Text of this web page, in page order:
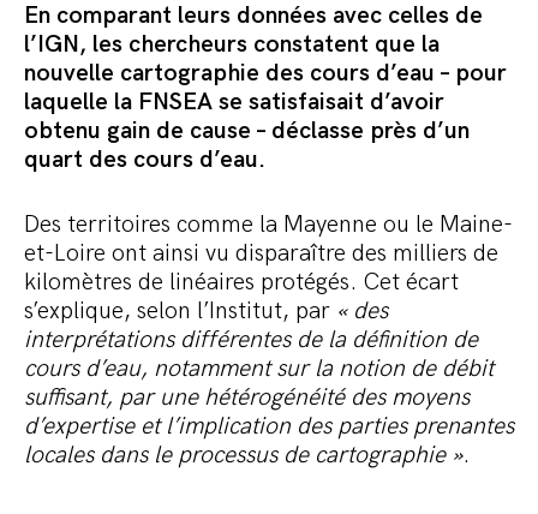
En comparant leurs données avec celles de
l’IGN, les chercheurs constatent que la
nouvelle cartographie des cours d’eau – pour
laquelle la FNSEA se satisfaisait d’avoir
obtenu gain de cause – déclasse près d’un
quart des cours d’eau.
Des territoires comme la Mayenne ou le Maine-
et-Loire ont ainsi vu disparaître des milliers de
kilomètres de linéaires protégés. Cet écart
s’explique, selon l’Institut, par « des
interprétations différentes de la définition de
cours d’eau, notamment sur la notion de débit
suffisant, par une hétérogénéité des moyens
d’expertise et l’implication des parties prenantes
locales dans le processus de cartographie ».